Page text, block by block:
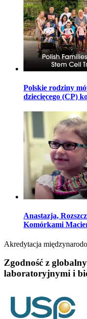
Polskie rodziny
dziecięcego (CP)
Anastazja,
Komórkami
Akredytacja
Zgodność z
laboratoryjnymi i